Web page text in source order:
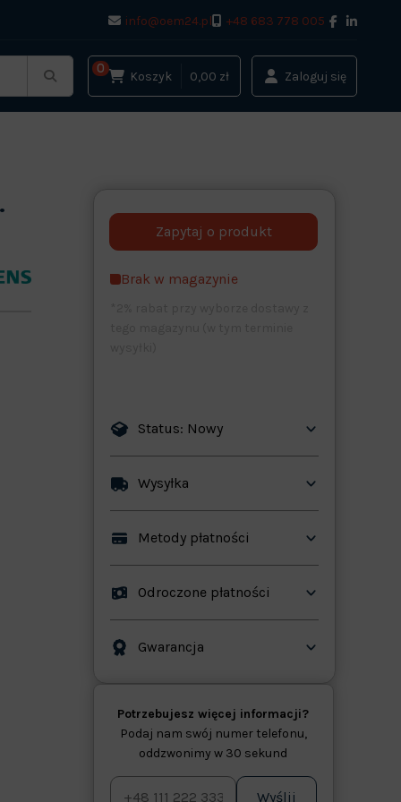
info@oem24.pl +48 683 778 005
0
Koszyk 0,00 zł Zaloguj się
Brak w magazynie
Status: Nowy
Wysyłka
Metody płatności
Odroczone płatności
Gwarancja
Potrzebujesz więcej informacji?
Podaj nam swój numer telefonu,
oddzwonimy w 30 sekund
Wyślij